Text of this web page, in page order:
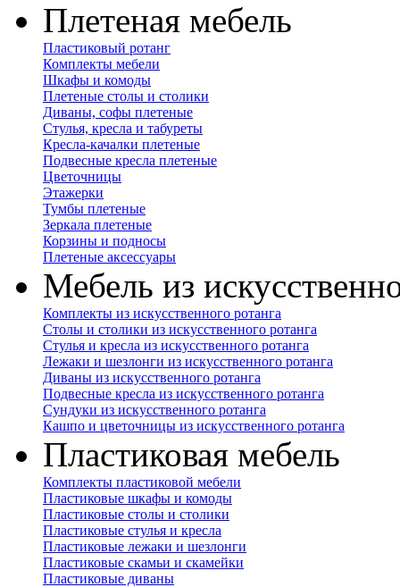
Плетеная мебель
Пластиковый ротанг
Комплекты мебели
Шкафы и комоды
Плетеные столы и столики
Диваны, софы плетеные
Стулья, кресла и табуреты
Кресла-качалки плетеные
Подвесные кресла плетеные
Цветочницы
Этажерки
Тумбы плетеные
Зеркала плетеные
Корзины и подносы
Плетеные аксессуары
Мебель из
Комплекты из искусственного ротанга
Столы и столики из искусственного ротанга
Стулья и кресла из искусственного ротанга
Лежаки и шезлонги из искусственного ротанга
Диваны из искусственного ротанга
Подвесные кресла из искусственного ротанга
Сундуки из искусственного ротанга
Кашпо и цветочницы из искусственного ротанга
Пластиковая мебель
Комплекты пластиковой мебели
Пластиковые шкафы и комоды
Пластиковые столы и столики
Пластиковые стулья и кресла
Пластиковые лежаки и шезлонги
Пластиковые скамьи и скамейки
Пластиковые диваны